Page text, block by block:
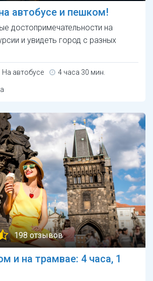
автобусе и пешком!
достопримечательности на
и увидеть город с разных
На автобусе 4 часа 30 мин.
198 отзывов
и на трамвае: 4 часа, 1